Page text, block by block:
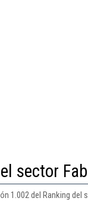
sector
1.002 del Ranking del